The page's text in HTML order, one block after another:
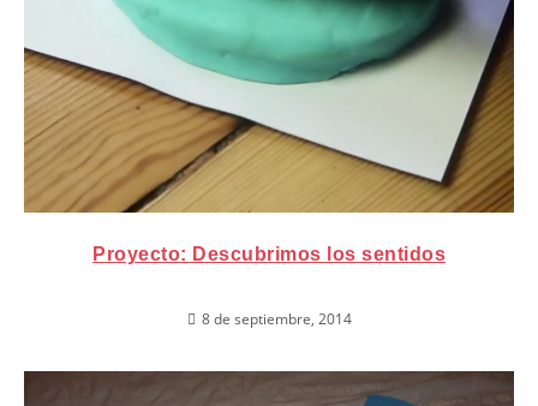
Proyecto: Descubrimos los sentidos
8 de septiembre, 2014